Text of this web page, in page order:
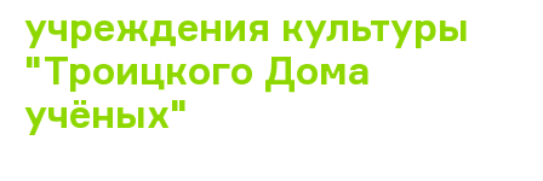
учреждения культуры
"Троицкого Дома
учёных"